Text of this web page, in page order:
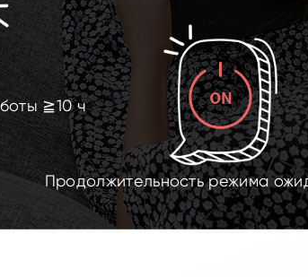
≧10 ч
Продолжительность режима